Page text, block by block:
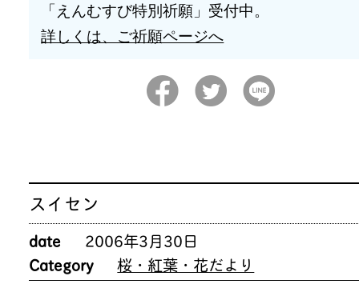
「えんむすび特別祈願」受付中。
詳しくは、ご祈願ページへ
スイセン
date
2006年3月30日
Category
桜・紅葉・花だより